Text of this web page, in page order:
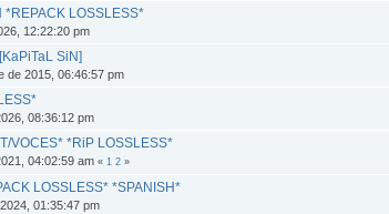
LOSSLESS*
12:22:20 pm
SiN]
de 2015, 06:46:57 pm
08:36:12 pm
VOCES* *RiP LOSSLESS*
04:02:59 am« 1 2 »
LOSSLESS* *SPANISH*
01:35:47 pm